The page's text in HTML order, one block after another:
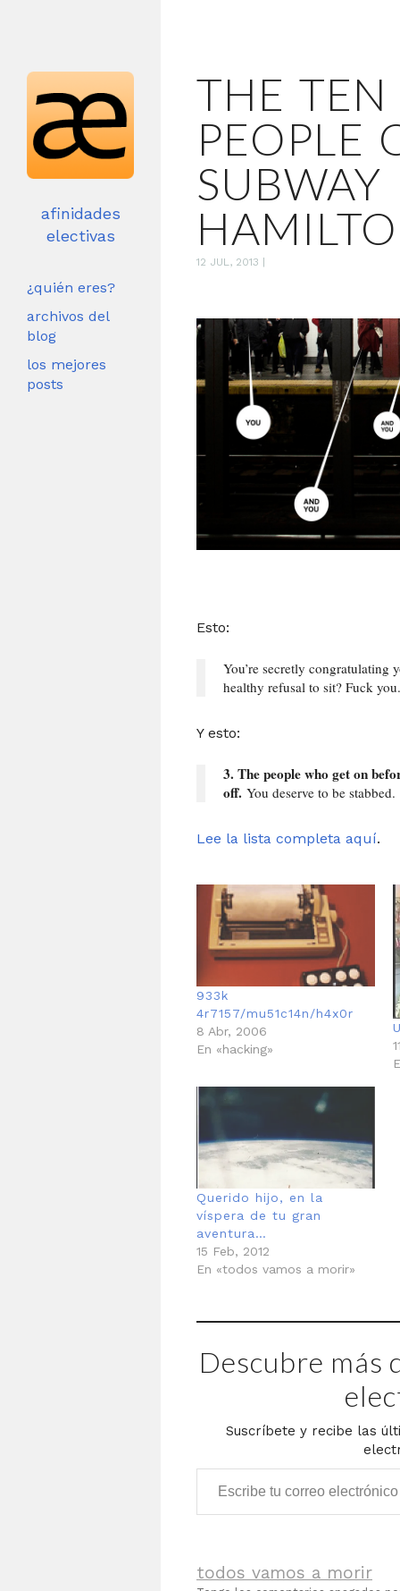
afinidades
electivas
¿quién eres?
archivos del
blog
los mejores
posts
THE TEN
PEOPLE
SUBWAY
12 JUL, 2013
Esto:
You’re secretly congratulating
healthy refusal to sit? Fuck you.
Y esto:
3. The people who get on
off. You deserve to be stabbed.
Lee la lista completa aquí.
933k
4r7157/mu51c14n/h4x0r
8 Abr, 2006
En «hacking»
Querido hijo, en la
víspera de tu gran
aventura…
15 Feb, 2012
En «todos vamos a morir»
Descubre más
Suscríbete y recibe las
Escribe tu correo electrónico…
todos vamos a morir